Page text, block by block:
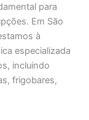
para
Em São
à
especializada
incluindo
frigobares,